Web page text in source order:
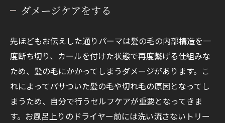
ダメージケアをする
先ほどもお伝えした通りパーマは髪の毛の内部構造を一
度断ち切り、カールを付けた状態で再度繫げる仕組みな
ため、髪の毛にかかってしまうダメージがあります。こ
れによってパサついた髪の毛や切れ毛の原因となってし
まうため、自分で行うセルフケアが重要となってきま
す。お風呂上りのドライヤー前には洗い流さないトリー